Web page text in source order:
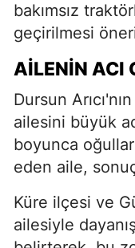
bakımsız
geçirilmesi
AILENIN ACI
Dursun
ailesini büyük
boyunca
eden aile,
Küre ilçesi ve
ailesiyle